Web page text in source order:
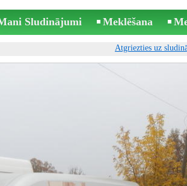
Sludinājumi Meklēšana
Atgriezties uz